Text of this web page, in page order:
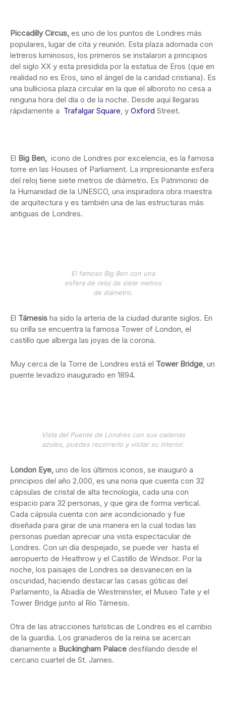
Piccadilly Circus, es uno de los puntos de Londres más
populares, lugar de cita y reunión. Esta plaza adornada con
letreros luminosos, los primeros se instalaron a principios
del siglo XX y esta presidida por la estatua de Eros (que en
realidad no es Eros, sino el ángel de la caridad cristiana). Es
una bulliciosa plaza circular en la que el alboroto no cesa a
ninguna hora del día o de la noche. Desde aquí llegaras
rápidamente a Trafalgar Square, y Oxford Street.
El Big Ben, icono de Londres por excelencia, es la famosa
torre en las Houses of Parliament. La impresionante esfera
del reloj tiene siete metros de diámetro. Es Patrimonio de
la Humanidad de la UNESCO, una inspiradora obra maestra
de arquitectura y es también una de las estructuras más
antiguas de Londres.
El famoso Big Ben con una
esfera de reloj de siete metros
de diámetro.
El Támesis ha sido la arteria de la ciudad durante siglos. En
su orilla se encuentra la famosa Tower of London, el
castillo que alberga las joyas de la corona.
Muy cerca de la Torre de Londres está el Tower Bridge, un
puente levadizo inaugurado en 1894.
Vista del Puente de Londres con sus cadenas
azules, puedes recorrerlo y visitar su interior.
London Eye, uno de los últimos iconos, se inauguró a
principios del año 2.000, es una noria que cuenta con 32
cápsulas de cristal de alta tecnología, cada una con
espacio para 32 personas, y que gira de forma vertical.
Cada cápsula cuenta con aire acondicionado y fue
diseñada para girar de una manera en la cual todas las
personas puedan apreciar una vista espectacular de
Londres. Con un día despejado, se puede ver hasta el
aeropuerto de Heathrow y el Castillo de Windsor. Por la
noche, los paisajes de Londres se desvanecen en la
oscuridad, haciendo destacar las casas góticas del
Parlamento, la Abadía de Westminster, el Museo Tate y el
Tower Bridge junto al Río Támesis.
Otra de las atracciones turísticas de Londres es el cambio
de la guardia. Los granaderos de la reina se acercan
diariamente a Buckingham Palace desfilando desde el
cercano cuartel de St. James.